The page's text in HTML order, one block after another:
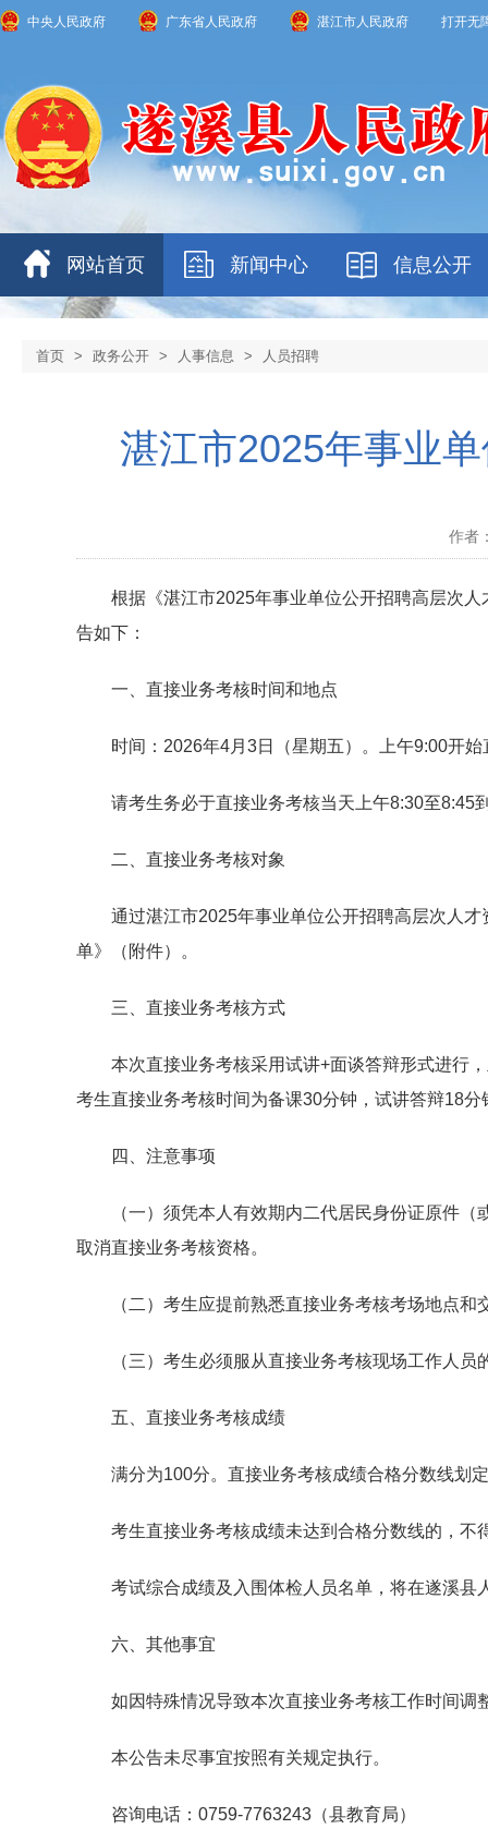
中央人民政府 广东省人民政府 湛江市人民政府 打开无
网站首页 新闻中心 信息公开
首页 > 政务公开 > 人事信息 > 人员招聘
湛江市2025年事业
作者
根据《湛江市2025年事业单位公开招聘高层次人
告如下：
一、直接业务考核时间和地点
时间：2026年4月3日（星期五）。上午9:00开始
请考生务必于直接业务考核当天上午8:30至8:45
二、直接业务考核对象
通过湛江市2025年事业单位公开招聘高层次人才
单》（附件）。
三、直接业务考核方式
本次直接业务考核采用试讲+面谈答辩形式进行，
考生直接业务考核时间为备课30分钟，试讲答辩18
四、注意事项
（一）须凭本人有效期内二代居民身份证原件（
取消直接业务考核资格。
（二）考生应提前熟悉直接业务考核考场地点和
（三）考生必须服从直接业务考核现场工作人员
五、直接业务考核成绩
满分为100分。直接业务考核成绩合格分数线划定
考生直接业务考核成绩未达到合格分数线的，不
考试综合成绩及入围体检人员名单，将在遂溪县
六、其他事宜
如因特殊情况导致本次直接业务考核工作时间调
本公告未尽事宜按照有关规定执行。
咨询电话：0759-7763243（县教育局）